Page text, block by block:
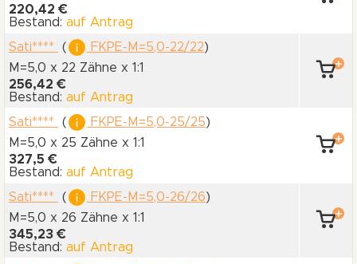
220,42 €
Bestand: auf Antrag
Sati****
( FKPE-M=5,0-22/22)
M=5,0 x 22 Zähne x 1:1
256,42 €
Bestand: auf Antrag
Sati****
( FKPE-M=5,0-25/25)
M=5,0 x 25 Zähne x 1:1
327,5 €
Bestand: auf Antrag
Sati****
( FKPE-M=5,0-26/26)
M=5,0 x 26 Zähne x 1:1
345,23 €
Bestand: auf Antrag